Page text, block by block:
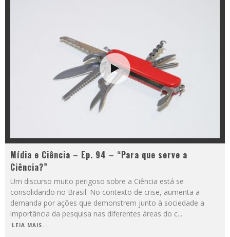
Mídia e Ciência – Ep. 94 – “Para que serve a
Ciência?”
Um discurso muito perigoso sobre a Ciência está se
consolidando no Brasil. No contexto de crise, aumenta a
demanda por ações que demonstrem junto à sociedade a
importância da pesquisa nas diferentes áreas do c...
LEIA MAIS...